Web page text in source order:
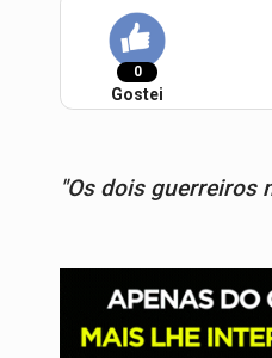
0
Gostei
"Os dois guerreiros